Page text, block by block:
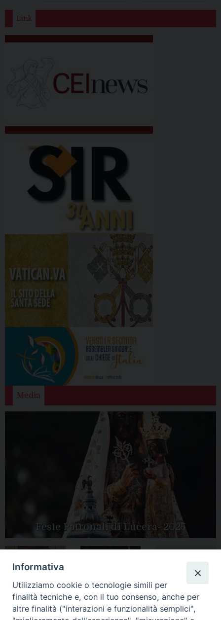
Link
Media
Feste Patronali di Lucera- 2025
Apertura Anno
Mariae in Diocesi
Tutte le gallery
Informativa
Utilizziamo cookie o tecnologie simili per
finalità tecniche e, con il tuo consenso, anche per
altre finalità ("interazioni e funzionalità semplici",